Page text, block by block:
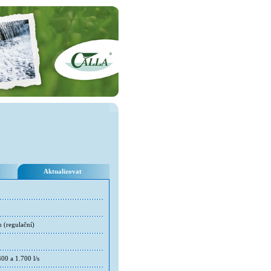
Aktualizovat
(regulační)
a 1.700 l/s